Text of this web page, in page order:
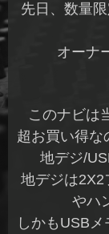
先日、数量
オーナ
このナビは
超お買い得な
地デジ/
地デジは2X2
やハ
しかもUSB